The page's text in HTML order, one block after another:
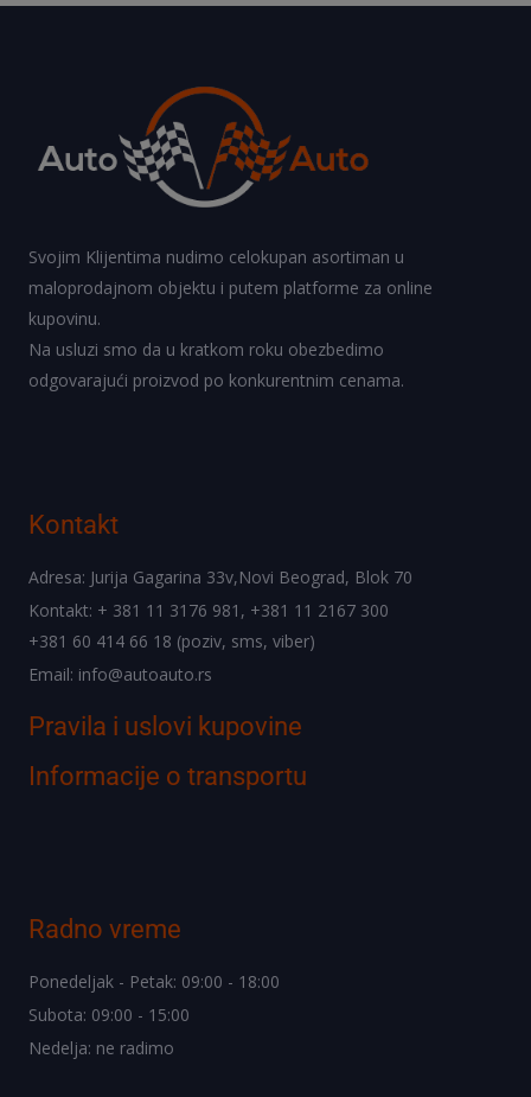
Svojim Klijentima nudimo celokupan asortiman u
maloprodajnom objektu i putem platforme za online
kupovinu.
Na usluzi smo da u kratkom roku obezbedimo
odgovarajući proizvod po konkurentnim cenama.
Kontakt
Adresa: Jurija Gagarina 33v,Novi Beograd, Blok 70
Kontakt: + 381 11 3176 981, +381 11 2167 300
+381 60 414 66 18 (poziv, sms, viber)
Email: info@autoauto.rs
Pravila i uslovi kupovine
Informacije o transportu
Radno vreme
Ponedeljak - Petak: 09:00 - 18:00
Subota: 09:00 - 15:00
Nedelja: ne radimo